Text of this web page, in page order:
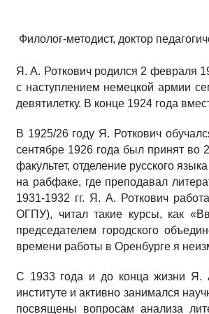
Филолог-методист, доктор
Я. А. Роткович родился 2 февраля
с наступлением немецкой армии
девятилетку. В конце 1924 года
В 1925/26 году Я. Роткович
сентябре 1926 года был принят во
факультет, отделение русского
на рабфаке, где преподавал
1931-1932 гг. Я. А. Роткович
ОГПУ), читал такие курсы, как
председателем городского
времени работы в Оренбурге я
С 1933 года и до конца жизни Я.
институте и активно занимался
посвящены вопросам анализа